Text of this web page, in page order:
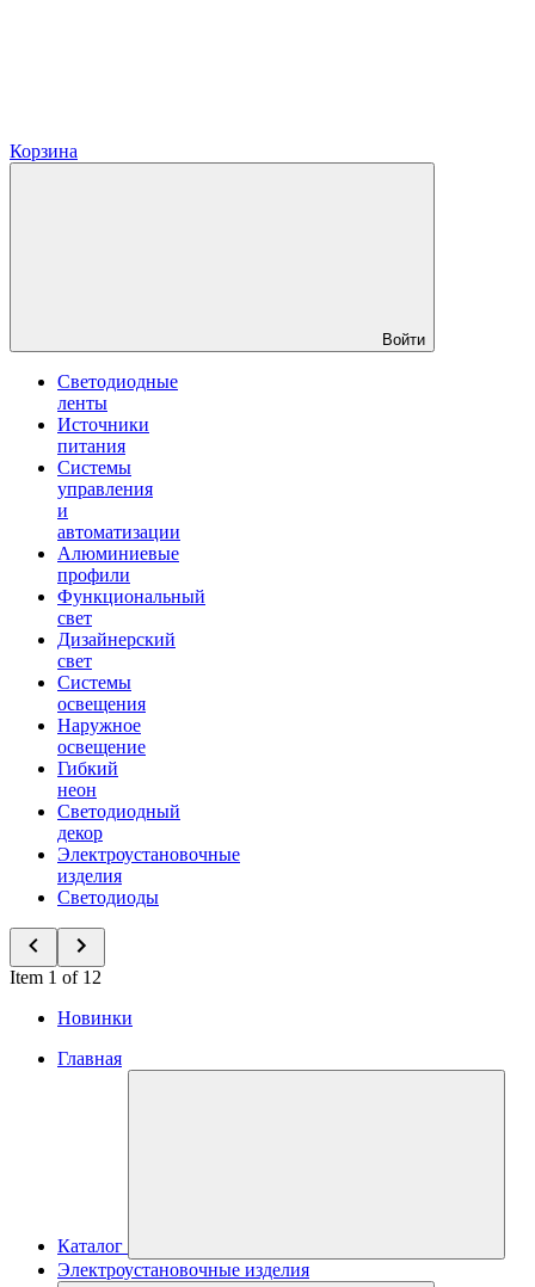
Корзина
Войти
Светодиодные
ленты
Источники
питания
Системы
управления
и
автоматизации
Алюминиевые
профили
Функциональный
свет
Дизайнерский
свет
Системы
освещения
Наружное
освещение
Гибкий
неон
Светодиодный
декор
Электроустановочные
изделия
Светодиоды
Item 1 of 12
Новинки
Главная
Каталог
Электроустановочные изделия